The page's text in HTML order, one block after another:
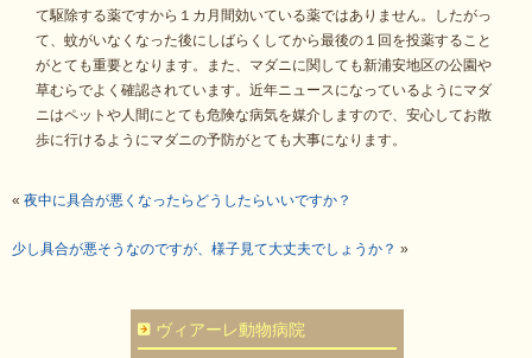
て駆除する薬ですから１カ月間効いている薬ではありません。したがっ
て、蚊がいなくなった後にしばらくしてから最後の１回を投薬すること
がとても重要となります。また、マダニに関しても新浦安地区の公園や
草むらでよく確認されています。近年ニュースになっているようにマダ
ニはペットや人間にとても危険な病気を媒介しますので、安心してお散
歩に行けるようにマダニの予防がとても大事になります。
« 夜中に具合が悪くなったらどうしたらいいですか？
少し具合が悪そうなのですが、様子見て大丈夫でしょうか？ »
ヴィアーレ動物病院